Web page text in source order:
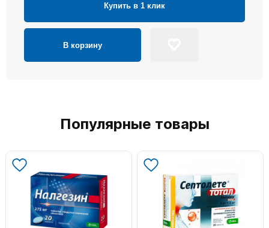
Купить в 1 клик
В корзину
Популярные товары